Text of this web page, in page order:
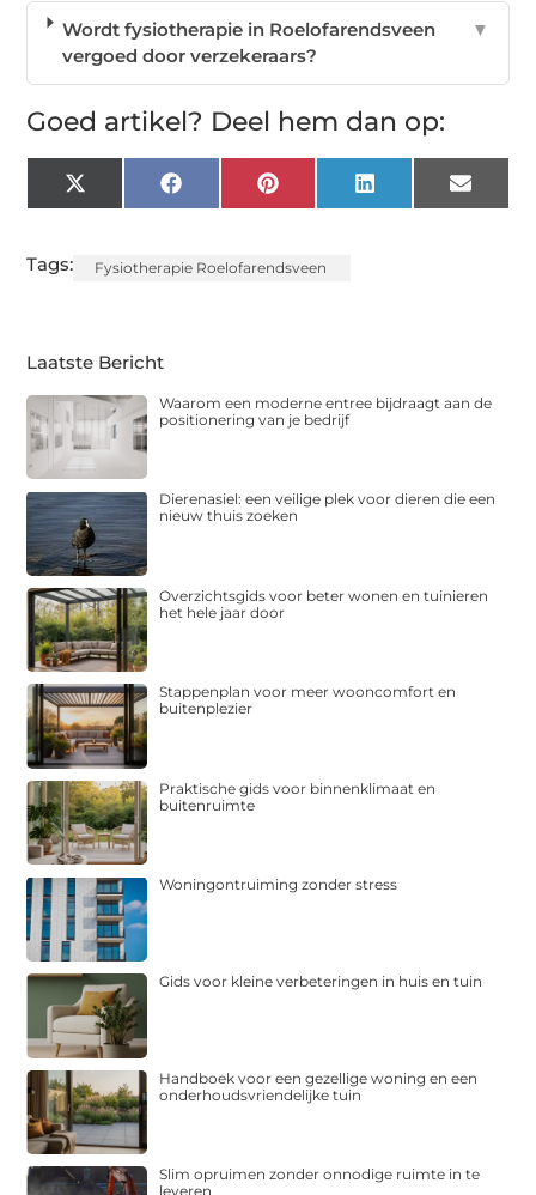
Wordt fysiotherapie in Roelofarendsveen
vergoed door verzekeraars?
▼
Goed artikel? Deel hem dan op:
X
(Twitter)
FacebookPinterest LinkedIn Email
Tags: Fysiotherapie Roelofarendsveen
Laatste Bericht
Waarom een moderne entree bijdraagt aan de
positionering van je bedrijf
Dierenasiel: een veilige plek voor dieren die een
nieuw thuis zoeken
Overzichtsgids voor beter wonen en tuinieren
het hele jaar door
Stappenplan voor meer wooncomfort en
buitenplezier
Praktische gids voor binnenklimaat en
buitenruimte
Woningontruiming zonder stress
Gids voor kleine verbeteringen in huis en tuin
Handboek voor een gezellige woning en een
onderhoudsvriendelijke tuin
Slim opruimen zonder onnodige ruimte in te
leveren